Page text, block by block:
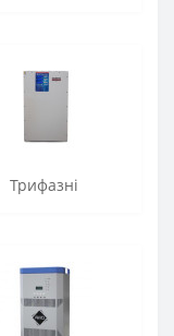
Трифазні